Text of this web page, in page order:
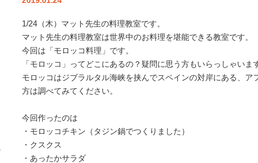
1/24（木）マット先生の料理教室です。
マット先生の料理教室は世界中のお料理を堪能できる教室です。
今回は「モロッコ料理」です。
「モロッコ」ってどこにあるの？疑問に思う方もいらっしゃいま
モロッコはジブラルタル海峡を挟んでスペインの対岸にある、ア
方は調べてみてください。
今回作ったのは
・モロッコチキン（タジン鍋でつくりました）
・クスクス
・あったかサラダ